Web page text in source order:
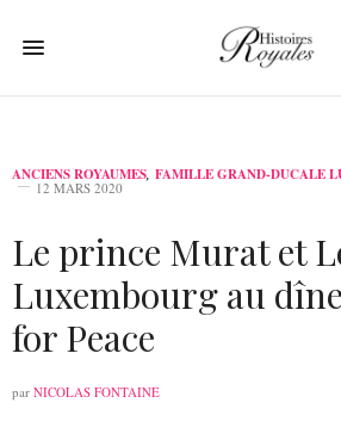
ANCIENS ROYAUMES, FAMILLE GRAND-DUCALE
12 MARS 2020
Le prince Murat et
Luxembourg au
for Peace
par NICOLAS FONTAINE